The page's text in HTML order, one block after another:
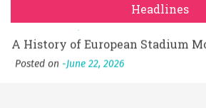
Headlines
Posted on July 1, 2026
Posted on June 22, 2026